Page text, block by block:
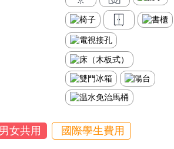
女共用 國際學生費用